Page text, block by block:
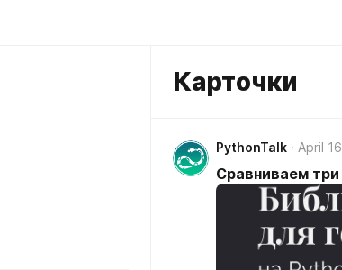
Карточки
PythonTalk April
Сравниваем